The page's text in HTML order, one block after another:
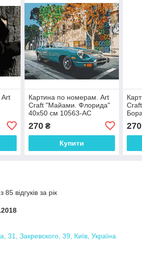
Картина по номерам. Art
Craft "Майами. Флорида"
40х50 см 10563-AC
270₴
Купити
270
відгуків за рік
31, Закревского, 39, Київ, Україна